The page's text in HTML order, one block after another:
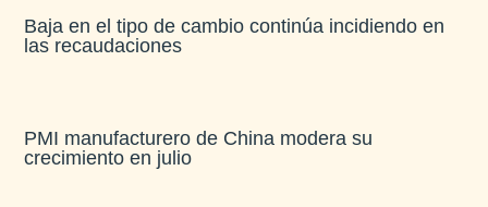
Baja en el tipo de cambio continúa incidiendo en
las recaudaciones​
PMI manufacturero de China modera su
crecimiento en julio​